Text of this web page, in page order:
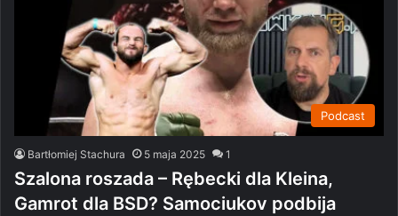
Podcast
Bartłomiej Stachura 5 maja 2025 1
Szalona roszada – Rębecki dla Kleina,
Gamrot dla BSD? Samociukov podbija